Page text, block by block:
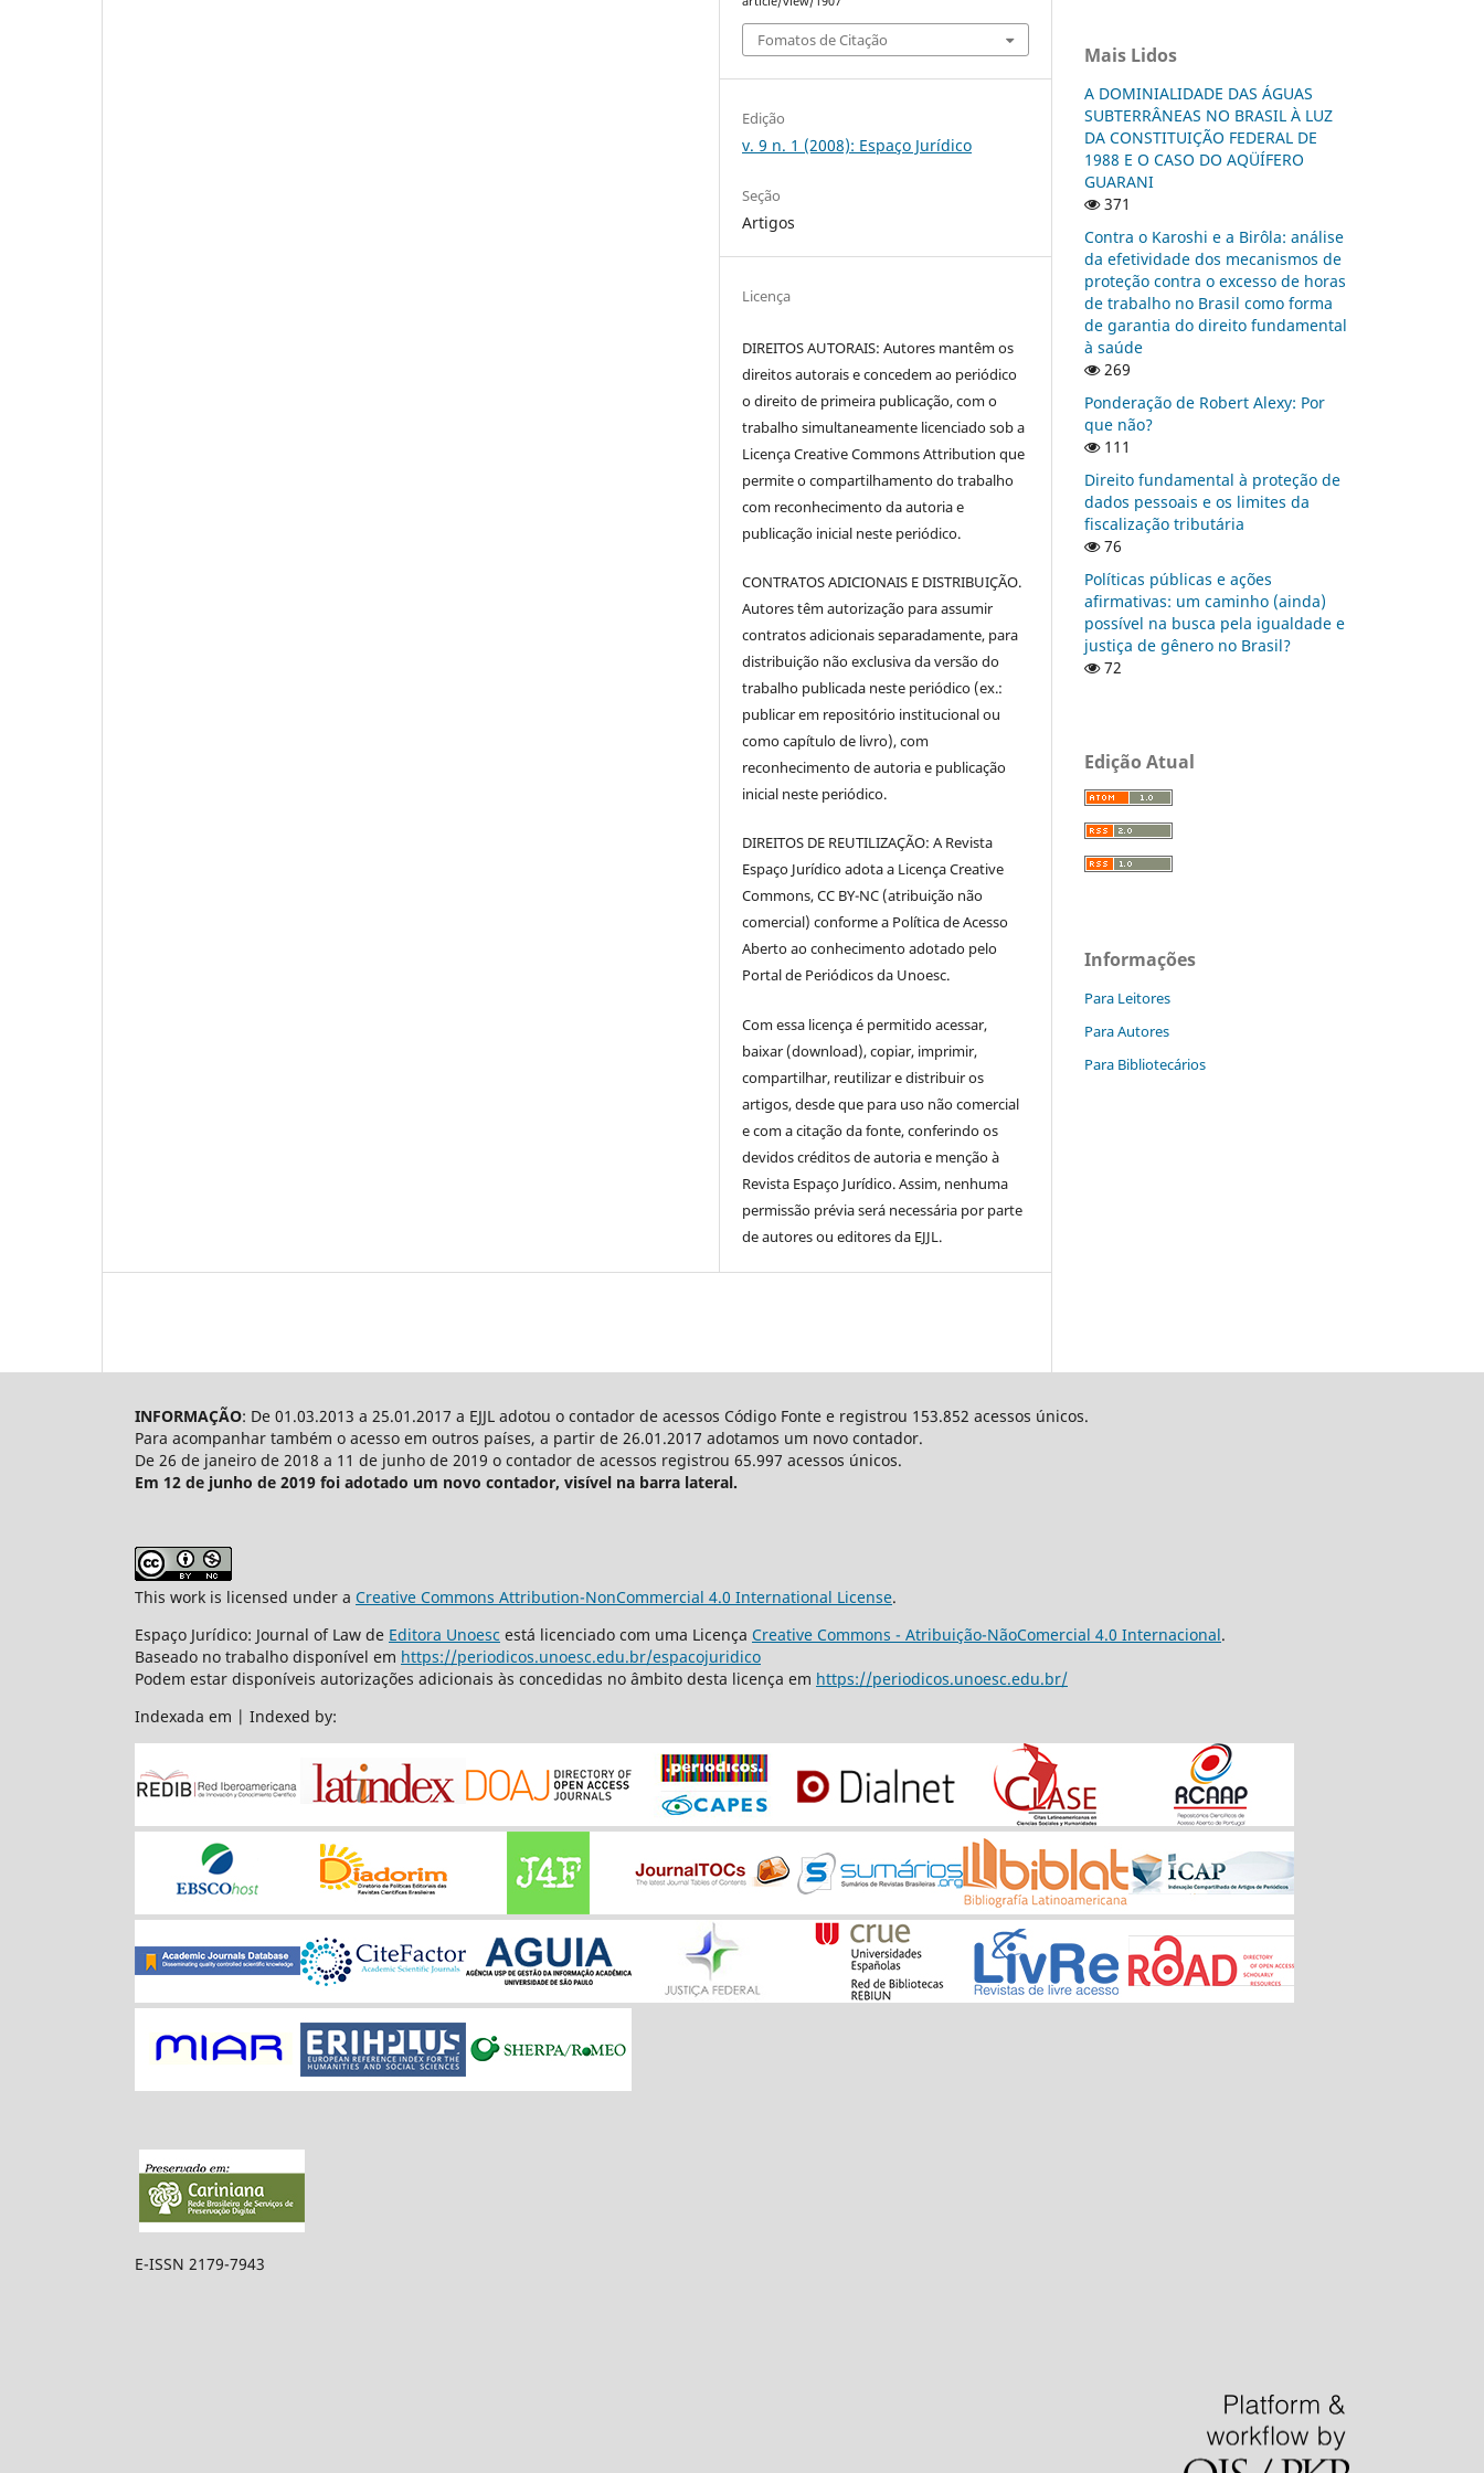
Fomatos de Citação
Edição
v. 9 n. 1 (2008): Espaço Jurídico
Seção
Artigos
Licença
DIREITOS AUTORAIS: Autores mantêm os
direitos autorais e concedem ao periódico
o direito de primeira publicação, com o
trabalho simultaneamente licenciado sob a
Licença Creative Commons Attribution que
permite o compartilhamento do trabalho
com reconhecimento da autoria e
publicação inicial neste periódico.
CONTRATOS ADICIONAIS E DISTRIBUIÇÃO.
Autores têm autorização para assumir
contratos adicionais separadamente, para
distribuição não exclusiva da versão do
trabalho publicada neste periódico (ex.:
publicar em repositório institucional ou
como capítulo de livro), com
reconhecimento de autoria e publicação
inicial neste periódico.
DIREITOS DE REUTILIZAÇÃO: A Revista
Espaço Jurídico adota a Licença Creative
Commons, CC BY-NC (atribuição não
comercial) conforme a Política de Acesso
Aberto ao conhecimento adotado pelo
Portal de Periódicos da Unoesc.
Com essa licença é permitido acessar,
baixar (download), copiar, imprimir,
compartilhar, reutilizar e distribuir os
artigos, desde que para uso não comercial
e com a citação da fonte, conferindo os
devidos créditos de autoria e menção à
Revista Espaço Jurídico. Assim, nenhuma
permissão prévia será necessária por parte
de autores ou editores da EJJL.
Mais Lidos
A DOMINIALIDADE DAS ÁGUAS
SUBTERRÂNEAS NO BRASIL À LUZ
DA CONSTITUIÇÃO FEDERAL DE
1988 E O CASO DO AQÜÍFERO
GUARANI
371
Contra o Karoshi e a Birôla: análise
da efetividade dos mecanismos de
proteção contra o excesso de horas
de trabalho no Brasil como forma
de garantia do direito fundamental
à saúde
269
Ponderação de Robert Alexy: Por
que não?
111
Direito fundamental à proteção de
dados pessoais e os limites da
fiscalização tributária
76
Políticas públicas e ações
afirmativas: um caminho (ainda)
possível na busca pela igualdade e
justiça de gênero no Brasil?
72
Edição Atual
Informações
Para Leitores
Para Autores
Para Bibliotecários
INFORMAÇÃO: De 01.03.2013 a 25.01.2017 a EJJL adotou o contador de acessos Código Fonte e registrou 153.852 acessos únicos.
Para acompanhar também o acesso em outros países, a partir de 26.01.2017 adotamos um novo contador.
De 26 de janeiro de 2018 a 11 de junho de 2019 o contador de acessos registrou 65.997 acessos únicos.
Em 12 de junho de 2019 foi adotado um novo contador, visível na barra lateral.
This work is licensed under a Creative Commons Attribution-NonCommercial 4.0 International License.
Espaço Jurídico: Journal of Law de Editora Unoesc está licenciado com uma Licença Creative Commons - Atribuição-NãoComercial 4.0 Internacional.
Baseado no trabalho disponível em https://periodicos.unoesc.edu.br/espacojuridico
Podem estar disponíveis autorizações adicionais às concedidas no âmbito desta licença em https://periodicos.unoesc.edu.br/
Indexada em | Indexed by:
E-ISSN 2179-7943